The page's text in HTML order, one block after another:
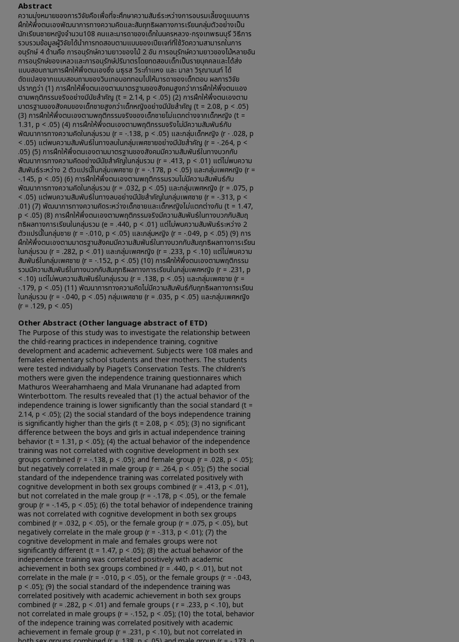
Abstract
ความมุ่งหมายของการวิจัยคือเพื่อที่จะศึกษาความสัมธ์ระหว่างการอบรมเลี้ยงดูแบบการ
ฝึกให้พึ่งตนเองพัฒนาการทางความคิดและสัมฤทธิผลทางการเรียนกลุ่มตัวอย่างเป็น
นักเรียนชายหญิงจำนวน108 คนและมารดาของเด็กในนครหลวง-กรุงเทพธนบุรี วิธีการ
รวบรวมข้อมูลผู้วิจัยได้นำการทดสอบตามแบบของเปียเจท์ที่ใช้วัดความสามารถในการ
อนุรักษ์ 4 ด้านคือ การอนุรักษ์ความยาวของไม้ 2 อัน การอนุรักษ์ความยาวของไม้หลายอัน
การอนุรักษ์ของเหลวและการอนุรักษ์ปริมาตรโดยทดสอบเด็กเป็นรายบุคคลและได้ส่ง
แบบสอบถามการฝึกให้พึ่งตนเองซึ่ง มธุรส วีระกำแหง และ มาลา วิรุณานนท์ ได้
ดัดแปลงจากแบบสอบถามของวินเทอบอททอมไปให้มารดาของเด็กตอบ ผลการวิจัย
ปรากฏว่า (1) การฝึกให้พึ่งตนเองตามมาตรฐานของสังคมสูงกว่าการฝึกให้พึ่งตนแอง
ตามพฤติกรรมจริงอย่างมีนัยสำคัญ (t = 2.14, p < .05) (2) การฝึกให้พึ่งตนเองตาม
มาตรฐานของสังคมของเด็กชายสูงกว่าเด็กหญิงอย่างมีนัยสำคัญ (t = 2.08, p < .05)
(3) การฝึกให้พึ่งตนเองตามพฤติกรรมจริงของเด็กชายไม่แตกต่างจากเด็กหญิง (t =
1.31, p < .05) (4) การฝึกให้พึ่งตนเองตามพฤติกรรมจริงไม่มีความสัมพันธ์กับ
พัฒนาการทางความคิดในกลุ่มรวม (r = -.138, p < .05) และกลุ่มเด็กหญิง (r - .028, p
< .05) แต่พบความสัมพันธ์ในทางลบในกลุ่มเพศชายอย่างมีนัยสำคัญ (r = -.264, p <
.05) (5) การฝึกให้พึ่งตนเองตามมาตรฐานของสังคมมีความสัมพันธ์ในทางบวกกับ
พัฒนาการทางความคิดอย่างมีนัยสำคัญในกลุ่มรวม (r = .413, p < .01) แต่ไม่พบความ
สัมพันธ์ระหว่าง 2 ตัวแปรนี้ในกลุ่มเพศชาย (r = -.178, p < .05) และกลุ่มเพศหญิง (r =
-.145, p < .05) (6) การฝึกให้พึ่งตนเองตามพฤติกรรมรวมไม่มีความสัมพันธ์กับ
พัฒนาการทางความคิดในกลุ่มรวม (r = .032, p < .05) และกลุ่มเพศหญิง (r = .075, p
< .05) แต่พบความสัมพันธ์ในทางลบอย่างมีนัยสำคัญในกลุ่มเพศชาย (r = -.313, p <
.01) (7) พัฒนาการทางความคิดระหว่างเด็กชายและเด็กหญิงไม่แตกต่างกัน (t = 1.47,
p < .05) (8) การฝึกให้พึ่งตนเองตามพฤติกรรมจริงมีความสัมพันธ์ในทางบวกกับสัมฤ
ทธิผลทางการเรียนในกลุ่มรวม (e = .440, p < .01) แต่ไม่พบความสัมพันธ์ระหว่าง 2
ตัวแปรนี้ในกลุ่มชาย (r = -.010, p < .05) และกลุ่มหญิง (r = -.049, p < .05) (9) การ
ฝึกให้พึ่งตนเองตามมาตรฐานสังคมมีความสัมพันธ์ในทางบวกกับสัมฤทธิผลทางการเรียน
ในกลุ่มรวม (r = .282, p < .01) และกลุ่มเพศหญิง (r = .233, p < .10) แต่ไม่พบความ
สัมพันธ์ในกลุ่มเพศชาย (r = -.152, p < .05) (10) การฝึกให้พึ่งตนเองตามพฤติกรรม
รวมมีความสัมพันธ์ในทางบวกกับสัมฤทธิผลทางการเรียนในกลุ่มเพศหญิง (r = .231, p
< .10) แต่ไม่พบความสัมพันธ์ในกลุ่มรวม (r = .138, p < .05) และกลุ่มเพศชาย (r =
-.179, p < .05) (11) พัฒนาการทางความคิดไม่มีความสัมพันธ์กับฤทธิผลทางการเรียน
ในกลุ่มรวม (r = -.040, p < .05) กลุ่มเพศชาย (r = .035, p < .05) และกลุ่มเพศหญิง
(r = .129, p < .05)
Other Abstract (Other language abstract of ETD)
The Purpose of this study was to investigate the relationship between
the child-rearing practices in independence training, cognitive
development and academic achievement. Subjects were 108 males and
females elementary school students and their mothers. The students
were tested individually by Piaget’s Conservation Tests. The children’s
mothers were given the independence training questionnaires which
Mathuros Weerahamhaeng and Mala Virunanane had adapted from
Winterbottom. The results revealed that (1) the actual behavior of the
independence training is lower significantly than the social standard (t =
2.14, p < .05); (2) the social standard of the boys independence training
is significantly higher than the girls (t = 2.08, p < .05); (3) no significant
difference between the boys and girls in actual independence training
behavior (t = 1.31, p < .05); (4) the actual behavior of the independence
training was not correlated with cognitive development in both sex
groups combined (r = -.138, p < .05); and female group (r = .028, p < .05);
but negatively correlated in male group (r = .264, p < .05); (5) the social
standard of the independence training was correlated positively with
cognitive development in both sex groups combined (r = .413, p < .01),
but not correlated in the male group (r = -.178, p < .05), or the female
group (r = -.145, p < .05); (6) the total behavior of independence training
was not correlated with cognitive development in both sex groups
combined (r = .032, p < .05), or the female group (r = .075, p < .05), but
negatively correlate in the male group (r = -.313, p < .01); (7) the
cognitive development in male and females groups were not
significantly different (t = 1.47, p < .05); (8) the actual behavior of the
independence training was correlated positively with academic
achievement in both sex groups combined (r = .440, p < .01), but not
correlate in the male (r = -.010, p < .05), or the female groups (r = -.043,
p < .05); (9) the social standard of the independence training was
correlated positively with academic achievement in both sex groups
combined (r = .282, p < .01) and female groups ( r = .233, p < .10), but
not correlated in male groups (r = -.152, p < .05); (10) the total, behavior
of the indepence training was correlated positively with academic
achievement in female group (r = .231, p < .10), but not correlated in